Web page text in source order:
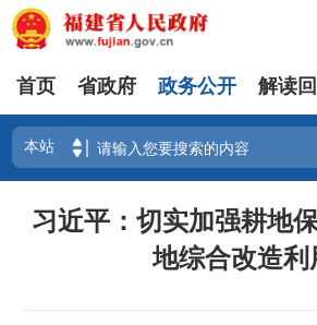
首页 省政府 政务公开 解读
习近平：切实加强耕地
地综合改造利